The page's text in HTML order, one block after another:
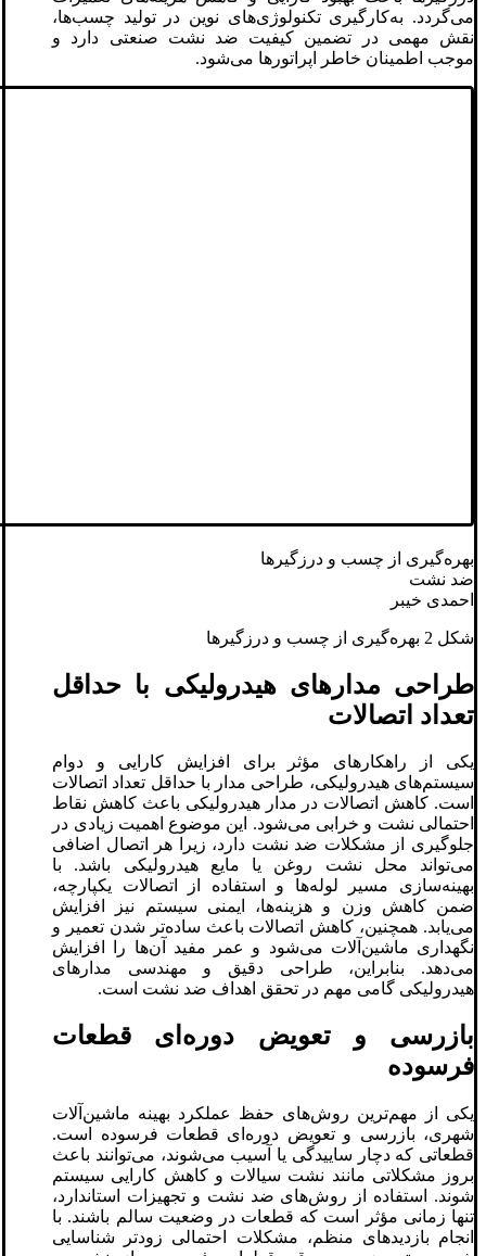
می‌گردد. به‌کارگیری تکنولوژی‌های نوین در تولید چسب‌ها،
نقش مهمی در تضمین کیفیت ضد نشت صنعتی دارد و
موجب اطمینان خاطر اپراتورها می‌شود.
بهره‌گیری از چسب‌ و درزگیرها
ضد نشت
احمدی خیبر
شکل 2 بهره‌گیری از چسب‌ و درزگیرها
طراحی مدارهای هیدرولیکی با حداقل
تعداد اتصالات
یکی از راهکارهای مؤثر برای افزایش کارایی و دوام
سیستم‌های هیدرولیکی، طراحی مدار با حداقل تعداد اتصالات
است. کاهش اتصالات در مدار هیدرولیکی باعث کاهش نقاط
احتمالی نشت و خرابی می‌شود. این موضوع اهمیت زیادی در
جلوگیری از مشکلات ضد نشت دارد، زیرا هر اتصال اضافی
می‌تواند محل نشت روغن یا مایع هیدرولیکی باشد. با
بهینه‌سازی مسیر لوله‌ها و استفاده از اتصالات یکپارچه،
ضمن کاهش وزن و هزینه‌ها، ایمنی سیستم نیز افزایش
می‌یابد. همچنین، کاهش اتصالات باعث ساده‌تر شدن تعمیر و
نگهداری ماشین‌آلات می‌شود و عمر مفید آن‌ها را افزایش
می‌دهد. بنابراین، طراحی دقیق و مهندسی مدارهای
هیدرولیکی گامی مهم در تحقق اهداف ضد نشت است.
بازرسی و تعویض دوره‌ای قطعات
فرسوده
یکی از مهم‌ترین روش‌های حفظ عملکرد بهینه ماشین‌آلات
شهری، بازرسی و تعویض دوره‌ای قطعات فرسوده است.
قطعاتی که دچار ساییدگی یا آسیب می‌شوند، می‌توانند باعث
بروز مشکلاتی مانند نشت سیالات و کاهش کارایی سیستم
شوند. استفاده از روش‌های ضد نشت و تجهیزات استاندارد،
تنها زمانی مؤثر است که قطعات در وضعیت سالم باشند. با
انجام بازدیدهای منظم، مشکلات احتمالی زودتر شناسایی